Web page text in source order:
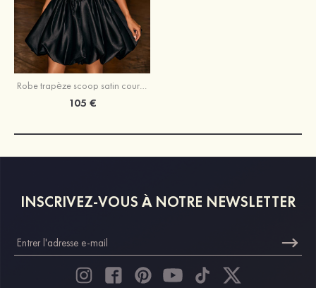
Robe trapèze scoop satin courte/mini robe de fête de la rentré avec plissé
105 €
INSCRIVEZ-VOUS À NOTRE NEWSLETTER